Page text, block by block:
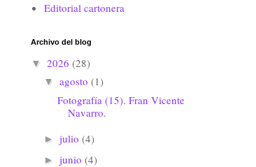
Editorial cartonera
Archivo del blog
▼ 2026 (28)
▼ agosto (1)
Fotografía (15). Fran Vicente
Navarro.
► julio (4)
► junio (4)